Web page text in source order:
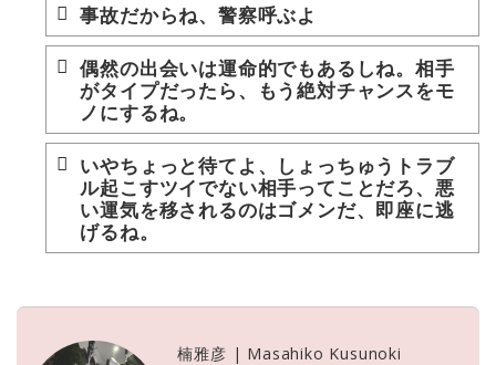
事故だからね、警察呼ぶよ
偶然の出会いは運命的でもあるしね。相手
がタイプだったら、もう絶対チャンスをモ
ノにするね。
いやちょっと待てよ、しょっちゅうトラブ
ル起こすツイでない相手ってことだろ、悪
い運気を移されるのはゴメンだ、即座に逃
げるね。
楠雅彦 | Masahiko Kusunoki